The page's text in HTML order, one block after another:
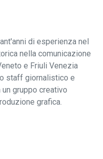
di esperienza nel
nella comunicazione
e Friuli Venezia
staff giornalistico e
gruppo creativo
grafica.